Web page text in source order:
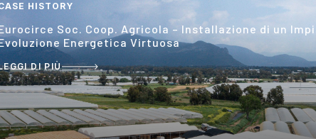
HISTORY
Soc. Coop. Agricola – Installazione di un
Energetica Virtuosa
DI PIÙ